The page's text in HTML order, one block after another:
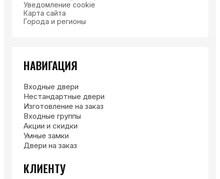
Уведомление cookie
Карта сайта
Города и регионы
НАВИГАЦИЯ
Входные двери
Нестандартные двери
Изготовление на заказ
Входные группы
Акции и скидки
Умные замки
Двери на заказ
КЛИЕНТУ